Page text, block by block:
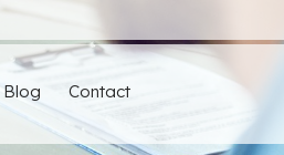
Blog Contact